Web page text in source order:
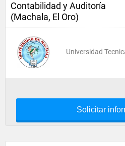
Contabilidad y Auditoría
(Machala, El Oro)
Universidad
Solicitar